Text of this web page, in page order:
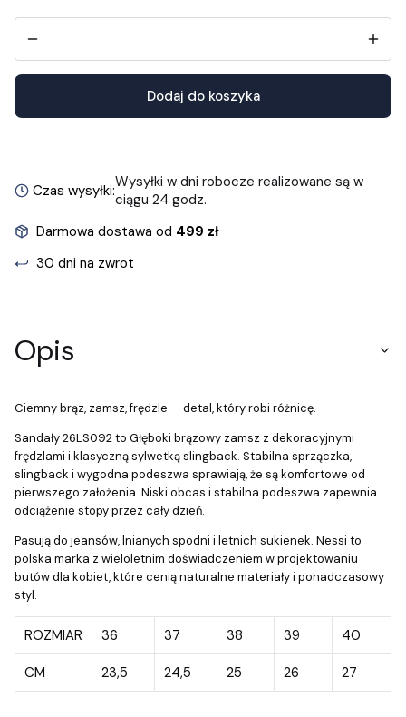
Dodaj do koszyka
Czas wysyłki:Wysyłki w dni robocze realizowane są w
ciągu 24 godz.
Darmowa dostawa od 499 zł
30 dni na zwrot
Opis
Ciemny brąz, zamsz, frędzle — detal, który robi różnicę.
Sandały 26LS092 to Głęboki brązowy zamsz z dekoracyjnymi
frędzlami i klasyczną sylwetką slingback. Stabilna sprzączka,
slingback i wygodna podeszwa sprawiają, że są komfortowe od
pierwszego założenia. Niski obcas i stabilna podeszwa zapewnia
odciążenie stopy przez cały dzień.
Pasują do jeansów, lnianych spodni i letnich sukienek. Nessi to
polska marka z wieloletnim doświadczeniem w projektowaniu
butów dla kobiet, które cenią naturalne materiały i ponadczasowy
styl.
ROZMIAR 36 37 38 39 40
CM 23,5 24,5 25 26 27